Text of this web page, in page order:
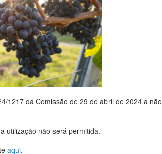
1217 da Comissão de 29 de abril de 2024 a
utilização não será permitida.
aqui.